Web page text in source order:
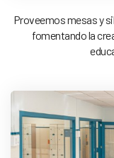
Proveemos mesas y
fomentando la